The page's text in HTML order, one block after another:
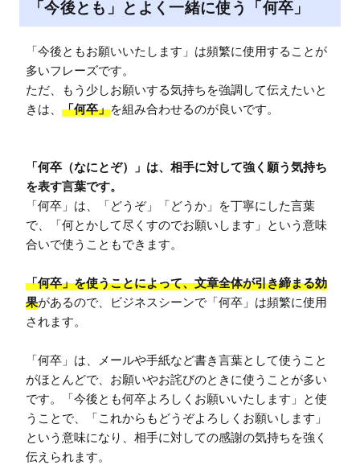
「今後とも」とよく一緒に使う「何卒」
「今後ともお願いいたします」は頻繁に使用することが
多いフレーズです。
ただ、もう少しお願いする気持ちを強調して伝えたいと
きは、 「何卒」を組み合わせるのが良いです。
「何卒（なにとぞ）」は、相手に対して強く願う気持ち
を表す言葉です。
「何卒」は、「どうぞ」「どうか」を丁寧にした言葉
で、「何とかして尽くすのでお願いします」という意味
合いで使うこともできます。
「何卒」を使うことによって、文章全体が引き締まる効
果があるので、ビジネスシーンで「何卒」は頻繁に使用
されます。
「何卒」は、メールや手紙など書き言葉として使うこと
がほとんどで、お願いやお詫びのときに使うことが多い
です。「今後とも何卒よろしくお願いいたします」と使
うことで、「これからもどうぞよろしくお願いします」
という意味になり、相手に対しての感謝の気持ちを強く
伝えられます。